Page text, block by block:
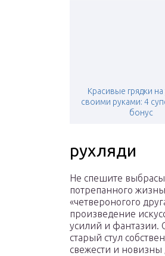
Красивые грядки на
своими руками: 4
бонус
рухляди
Не спешите
потрепанного
«четвероногого
произведение
усилий и фантазии.
старый стул
свежести и